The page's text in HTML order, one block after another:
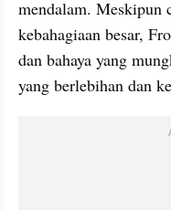
mendalam. Meskipun
kebahagiaan besar,
dan bahaya yang
yang berlebihan dan